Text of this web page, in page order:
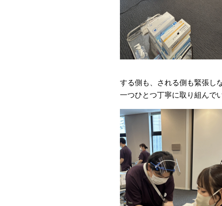
する側も、される側も緊張し
一つひとつ丁寧に取り組んで